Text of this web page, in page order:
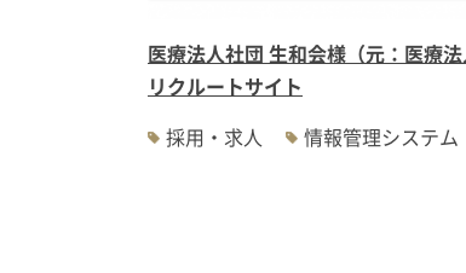
医療法人社団 生和会様（元：医療法
リクルートサイト
採用・求人
情報管理システム